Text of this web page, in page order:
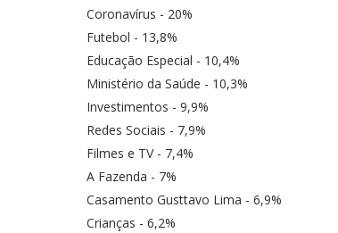
Coronavírus - 20%
Futebol - 13,8%
Educação Especial - 10,4%
Ministério da Saúde - 10,3%
Investimentos - 9,9%
Redes Sociais - 7,9%
Filmes e TV - 7,4%
A Fazenda - 7%
Casamento Gusttavo Lima - 6,9%
Crianças - 6,2%